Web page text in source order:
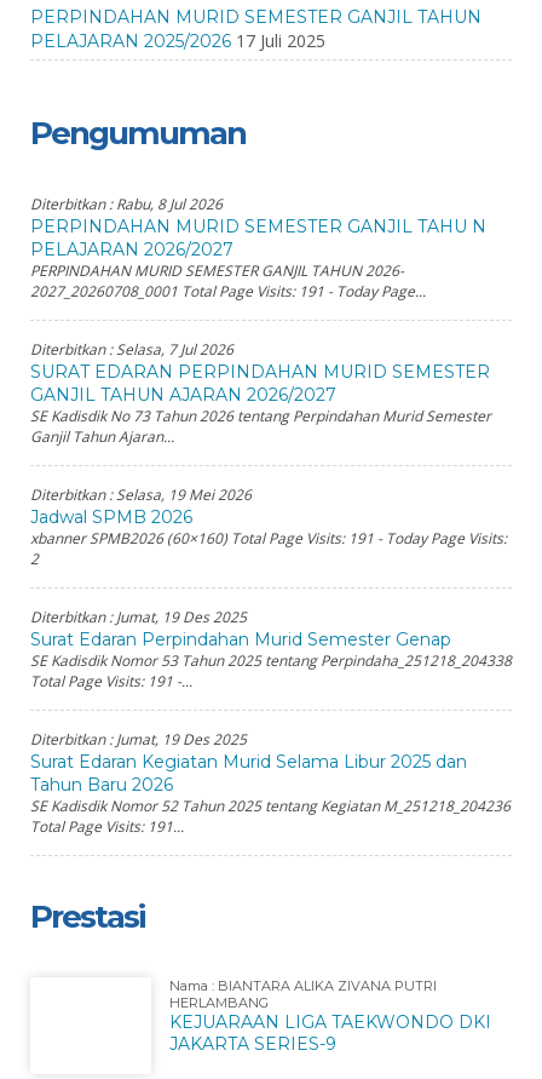
PERPINDAHAN MURID SEMESTER GANJIL TAHUN
PELAJARAN 2025/2026 17 Juli 2025
Pengumuman
Diterbitkan :Rabu, 8 Jul 2026
PERPINDAHAN MURID SEMESTER GANJIL TAHU N
PELAJARAN 2026/2027
PERPINDAHAN MURID SEMESTER GANJIL TAHUN 2026-
2027_20260708_0001 Total Page Visits: 191 - Today Page...
Diterbitkan :Selasa, 7 Jul 2026
SURAT EDARAN PERPINDAHAN MURID SEMESTER
GANJIL TAHUN AJARAN 2026/2027
SE Kadisdik No 73 Tahun 2026 tentang Perpindahan Murid Semester
Ganjil Tahun Ajaran...
Diterbitkan :Selasa, 19 Mei 2026
Jadwal SPMB 2026
xbanner SPMB2026 (60×160) Total Page Visits: 191 - Today Page Visits:
2
Diterbitkan :Jumat, 19 Des 2025
Surat Edaran Perpindahan Murid Semester Genap
SE Kadisdik Nomor 53 Tahun 2025 tentang Perpindaha_251218_204338
Total Page Visits: 191 -...
Diterbitkan :Jumat, 19 Des 2025
Surat Edaran Kegiatan Murid Selama Libur 2025 dan
Tahun Baru 2026
SE Kadisdik Nomor 52 Tahun 2025 tentang Kegiatan M_251218_204236
Total Page Visits: 191...
Prestasi
Nama : BIANTARA ALIKA ZIVANA PUTRI
HERLAMBANG
KEJUARAAN LIGA TAEKWONDO DKI
JAKARTA SERIES-9